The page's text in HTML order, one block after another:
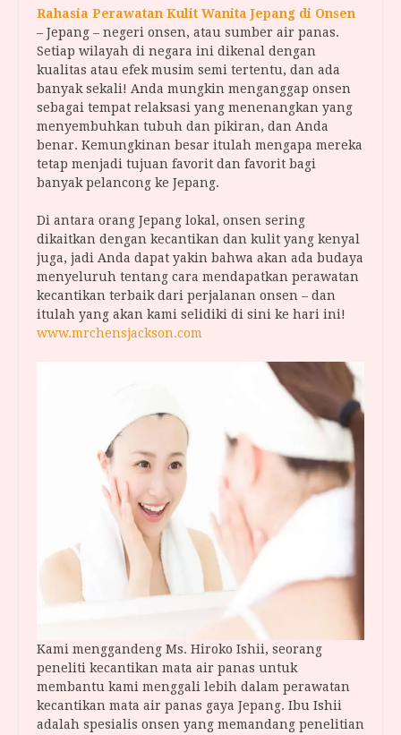
Rahasia Perawatan Kulit Wanita Jepang di Onsen
– Jepang – negeri onsen, atau sumber air panas.
Setiap wilayah di negara ini dikenal dengan
kualitas atau efek musim semi tertentu, dan ada
banyak sekali! Anda mungkin menganggap onsen
sebagai tempat relaksasi yang menenangkan yang
menyembuhkan tubuh dan pikiran, dan Anda
benar. Kemungkinan besar itulah mengapa mereka
tetap menjadi tujuan favorit dan favorit bagi
banyak pelancong ke Jepang.
Di antara orang Jepang lokal, onsen sering
dikaitkan dengan kecantikan dan kulit yang kenyal
juga, jadi Anda dapat yakin bahwa akan ada budaya
menyeluruh tentang cara mendapatkan perawatan
kecantikan terbaik dari perjalanan onsen – dan
itulah yang akan kami selidiki di sini ke hari ini!
www.mrchensjackson.com
Kami menggandeng Ms. Hiroko Ishii, seorang
peneliti kecantikan mata air panas untuk
membantu kami menggali lebih dalam perawatan
kecantikan mata air panas gaya Jepang. Ibu Ishii
adalah spesialis onsen yang memandang penelitian